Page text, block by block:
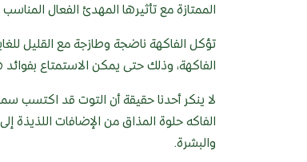
الممتازة مع تأثيرها المهدئ الفعال
تؤكل الفاكهة ناضجة وطازجة مع القليل
الفاكهة، وذلك حتى يمكن الاستمتاع
لا ينكر أحدنا حقيقة أن التوت قد اكتسب
الفاكه حلوة المذاق من الإضافات اللذيذة
والبشرة.